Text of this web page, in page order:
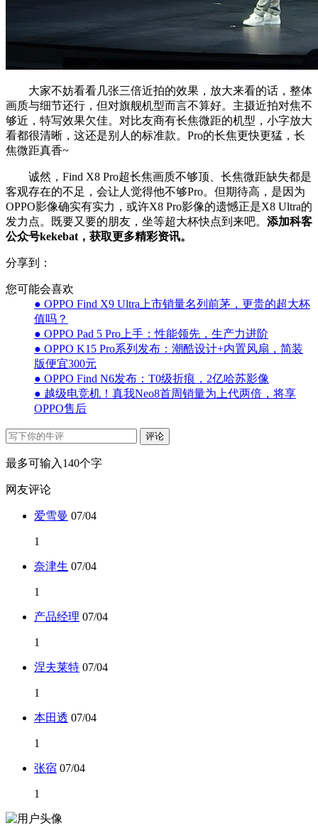
大家不妨看看几张三倍近拍的效果，放大来看的话，整体
画质与细节还行，但对旗舰机型而言不算好。主摄近拍对焦不
够近，特写效果欠佳。对比友商有长焦微距的机型，小字放大
看都很清晰，这还是别人的标准款。Pro的长焦更快更猛，长
焦微距真香~
诚然，Find X8 Pro超长焦画质不够顶、长焦微距缺失都是
客观存在的不足，会让人觉得他不够Pro。但期待高，是因为
OPPO影像确实有实力，或许X8 Pro影像的遗憾正是X8 Ultra的
发力点。既要又要的朋友，坐等超大杯快点到来吧。 添加科客
公众号kekebat，获取更多精彩资讯。
分享到：
您可能会喜欢
● OPPO Find X9 Ultra上市销量名列前茅，更贵的超大杯
值吗？
● OPPO Pad 5 Pro上手：性能领先，生产力进阶
● OPPO K15 Pro系列发布：潮酷设计+内置风扇，简装
版便宜300元
● OPPO Find N6发布：T0级折痕，2亿哈苏影像
● 越级电竞机！真我Neo8首周销量为上代两倍，将享
OPPO售后
评论
最多可输入140个字
网友评论
爱雪曼 07/04
1
奈津生 07/04
1
产品经理 07/04
1
涅夫莱特 07/04
1
本田透 07/04
1
张宿 07/04
1